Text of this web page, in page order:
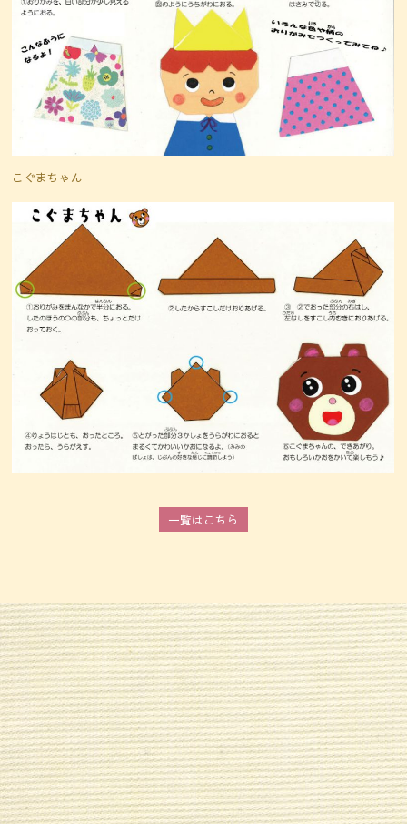
こぐまちゃん
一覧はこちら